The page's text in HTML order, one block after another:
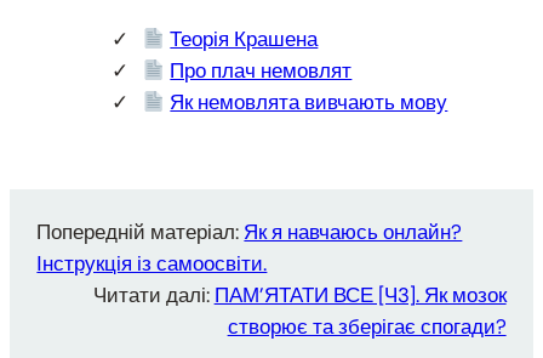
Теорія Крашена
Про плач немовлят
Як немовлята вивчають мову
Попередній матеріал: Як я навчаюсь онлайн?
Інструкція із самоосвіти.
Читати далі: ПАМ’ЯТАТИ ВСЕ [Ч3]. Як мозок
створює та зберігає спогади?